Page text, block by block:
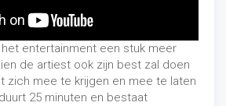
het entertainment een stuk meer
de artiest ook zijn best zal doen
zich mee te krijgen en mee te laten
25 minuten en bestaat